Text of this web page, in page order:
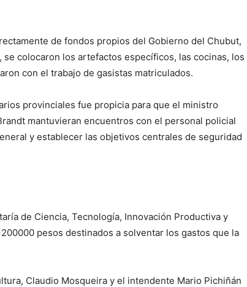
de fondos propios del Gobierno del Chubut,
colocaron los artefactos específicos, las cocinas, los
con el trabajo de gasistas matriculados.
provinciales fue propicia para que el ministro
mantuvieran encuentros con el personal policial
y establecer las objetivos centrales de seguridad
de Ciencia, Tecnología, Innovación Productiva y
pesos destinados a solventar los gastos que la
Claudio Mosqueira y el intendente Mario Pichiñán